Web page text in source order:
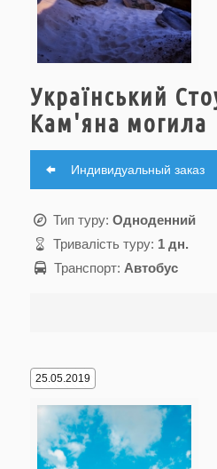
Український
Кам'яна могила
Индивидуальный заказ
Тип туру: Одноденний
Тривалість туру: 1 дн.
Транспорт: Автобус
25.05.2019